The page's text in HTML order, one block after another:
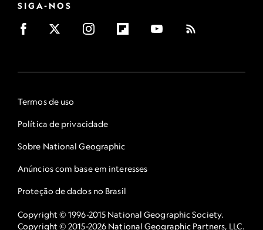
SIGA-NOS
Termos de uso
Política de privacidade
Sobre National Geographic
Anúncios com base em interesses
Proteção de dados no Brasil
Copyright © 1996-2015 National Geographic Society.
Copyright © 2015-2026 National Geographic Partners, LLC.